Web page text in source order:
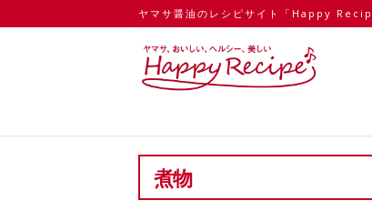
ヤマサ醤油のレシピサイト「Happy
煮物